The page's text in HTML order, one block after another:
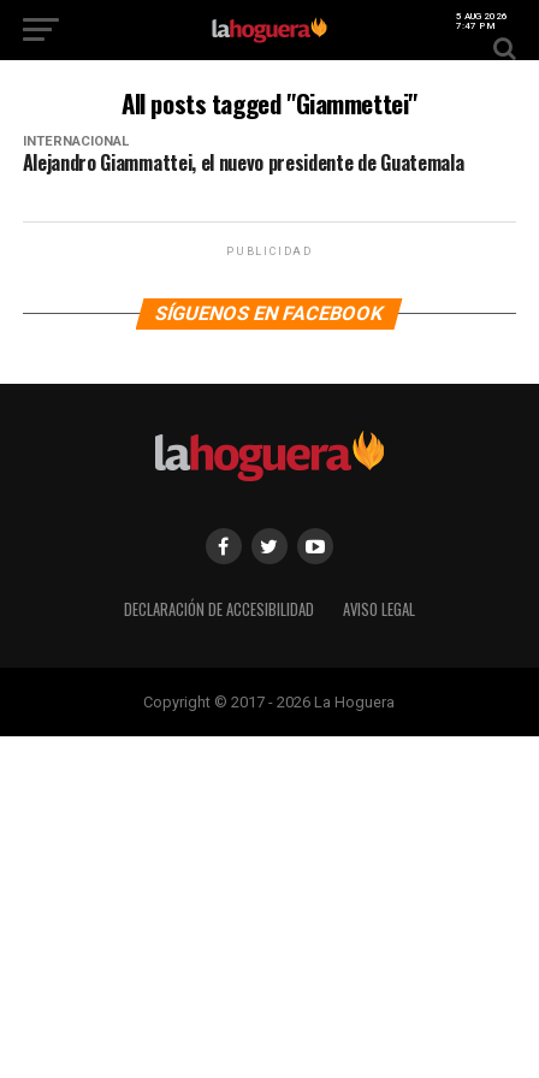
5 AUG 2026
7:47 PM
All posts tagged "Giammettei"
INTERNACIONAL
Alejandro Giammattei, el nuevo presidente de Guatemala
PUBLICIDAD
SÍGUENOS EN FACEBOOK
DECLARACIÓN DE ACCESIBILIDAD AVISO LEGAL
Copyright © 2017 - 2026 La Hoguera